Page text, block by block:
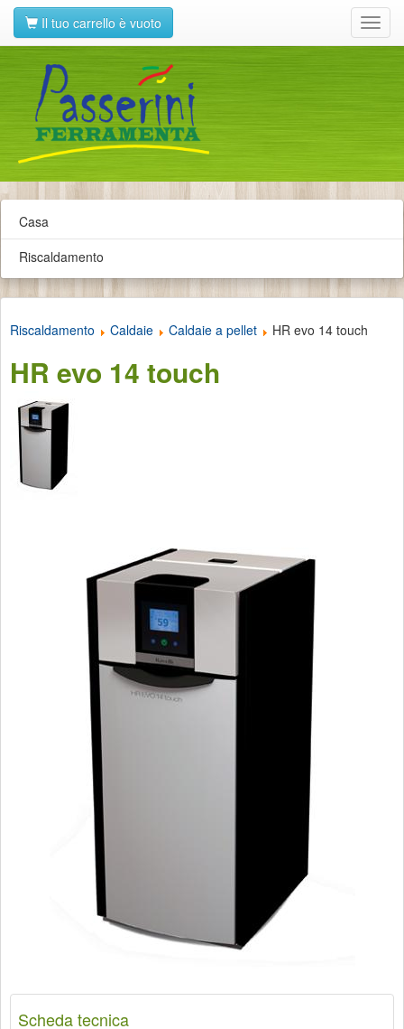
Il tuo carrello è vuoto
Casa
Riscaldamento
Riscaldamento Caldaie Caldaie a pellet HR evo 14 touch
HR evo 14 touch
Scheda tecnica